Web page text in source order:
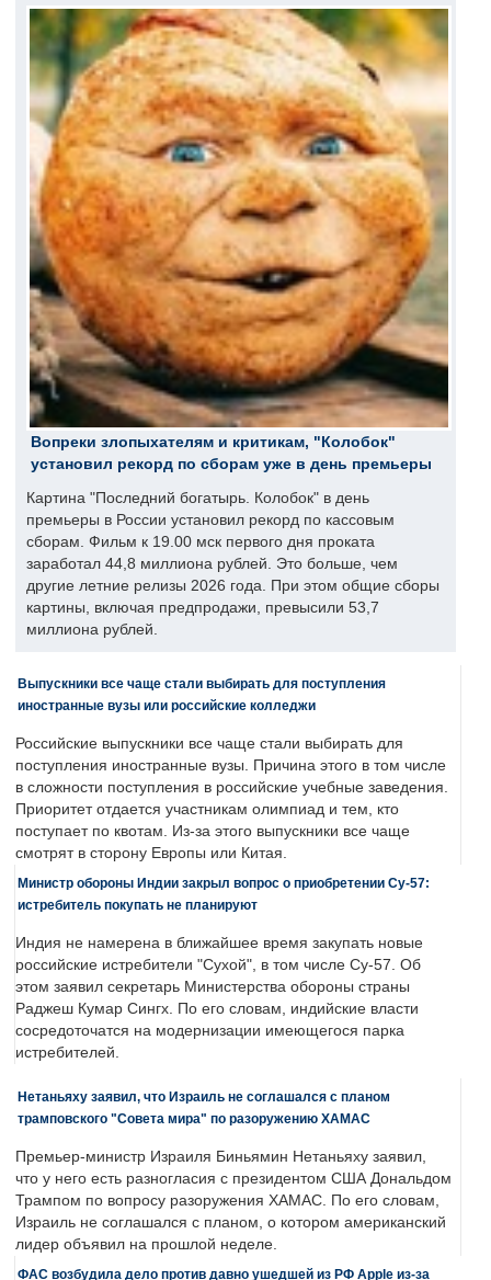
Вопреки злопыхателям и критикам, "Колобок"
установил рекорд по сборам уже в день премьеры
Картина "Последний богатырь. Колобок" в день
премьеры в России установил рекорд по кассовым
сборам. Фильм к 19.00 мск первого дня проката
заработал 44,8 миллиона рублей. Это больше, чем
другие летние релизы 2026 года. При этом общие сборы
картины, включая предпродажи, превысили 53,7
миллиона рублей.
Выпускники все чаще стали выбирать для поступления
иностранные вузы или российские колледжи
Российские выпускники все чаще стали выбирать для
поступления иностранные вузы. Причина этого в том числе
в сложности поступления в российские учебные заведения.
Приоритет отдается участникам олимпиад и тем, кто
поступает по квотам. Из-за этого выпускники все чаще
смотрят в сторону Европы или Китая.
Министр обороны Индии закрыл вопрос о приобретении Су-57:
истребитель покупать не планируют
Индия не намерена в ближайшее время закупать новые
российские истребители "Сухой", в том числе Су-57. Об
этом заявил секретарь Министерства обороны страны
Раджеш Кумар Сингх. По его словам, индийские власти
сосредоточатся на модернизации имеющегося парка
истребителей.
Нетаньяху заявил, что Израиль не соглашался с планом
трамповского "Совета мира" по разоружению ХАМАС
Премьер-министр Израиля Биньямин Нетаньяху заявил,
что у него есть разногласия с президентом США Дональдом
Трампом по вопросу разоружения ХАМАС. По его словам,
Израиль не соглашался с планом, о котором американский
лидер объявил на прошлой неделе.
ФАС возбудила дело против давно ушедшей из РФ Apple из-за